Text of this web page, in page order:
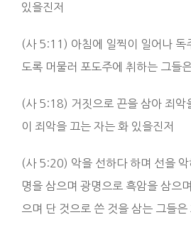
있을진저
(사 5:11) 아침에 일찍이 일어나 독
도록 머물러 포도주에 취하는 그들
(사 5:18) 거짓으로 끈을 삼아 죄악
이 죄악을 끄는 자는 화 있을진저
(사 5:20) 악을 선하다 하며 선을
명을 삼으며 광명으로 흑암을 삼으
으며 단 것으로 쓴 것을 삼는 그들은